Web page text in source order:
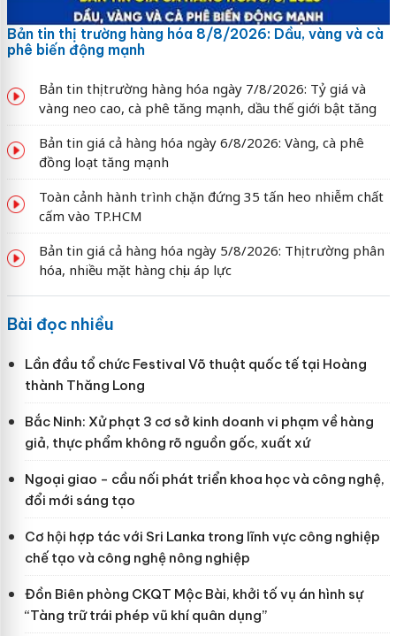
Bản tin thị trường hàng hóa 8/8/2026: Dầu, vàng và cà
phê biến động mạnh
Bản tin thị trường hàng hóa ngày 7/8/2026: Tỷ giá và
vàng neo cao, cà phê tăng mạnh, dầu thế giới bật tăng
Bản tin giá cả hàng hóa ngày 6/8/2026: Vàng, cà phê
đồng loạt tăng mạnh
Toàn cảnh hành trình chặn đứng 35 tấn heo nhiễm chất
cấm vào TP.HCM
Bản tin giá cả hàng hóa ngày 5/8/2026: Thị trường phân
hóa, nhiều mặt hàng chịu áp lực
Bài đọc nhiều
Lần đầu tổ chức Festival Võ thuật quốc tế tại Hoàng
thành Thăng Long
Bắc Ninh: Xử phạt 3 cơ sở kinh doanh vi phạm về hàng
giả, thực phẩm không rõ nguồn gốc, xuất xứ
Ngoại giao - cầu nối phát triển khoa học và công nghệ,
đổi mới sáng tạo
Cơ hội hợp tác với Sri Lanka trong lĩnh vực công nghiệp
chế tạo và công nghệ nông nghiệp
Đồn Biên phòng CKQT Mộc Bài, khởi tố vụ án hình sự
“Tàng trữ trái phép vũ khí quân dụng”